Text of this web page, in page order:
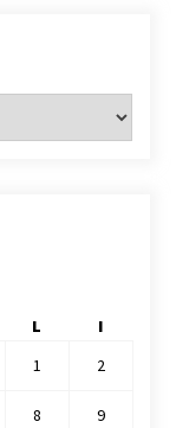
L
I
1
2
8 9